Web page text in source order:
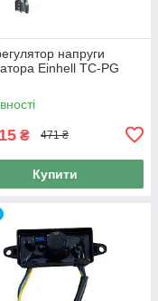
напруги
Einhell TC-PG
₴ 471 ₴
Купити